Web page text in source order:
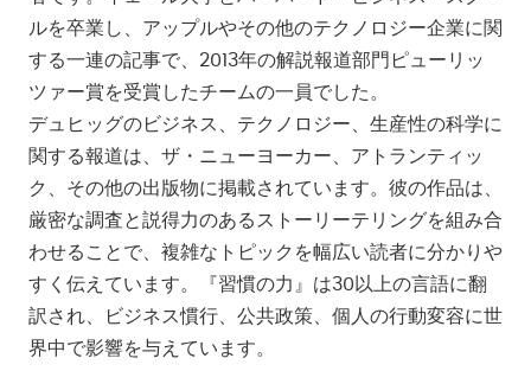
ルを卒業し、アップルやその他のテクノロジー企業に関
する一連の記事で、2013年の解説報道部門ピューリッ
ツァー賞を受賞したチームの一員でした。
デュヒッグのビジネス、テクノロジー、生産性の科学に
関する報道は、ザ・ニューヨーカー、アトランティッ
ク、その他の出版物に掲載されています。彼の作品は、
厳密な調査と説得力のあるストーリーテリングを組み合
わせることで、複雑なトピックを幅広い読者に分かりや
すく伝えています。『習慣の力』は30以上の言語に翻
訳され、ビジネス慣行、公共政策、個人の行動変容に世
界中で影響を与えています。